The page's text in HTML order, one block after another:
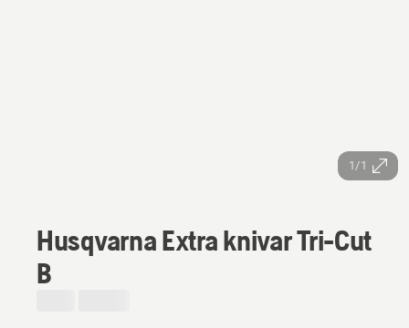
1/1
Husqvarna Extra knivar Tri-Cut
B